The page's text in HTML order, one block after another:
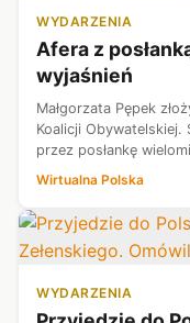
WYDARZENIA
Afera z
wyjaśnień
Małgorzata Pępek
Koalicji
przez posłankę
Wirtualna Polska
WYDARZENIA